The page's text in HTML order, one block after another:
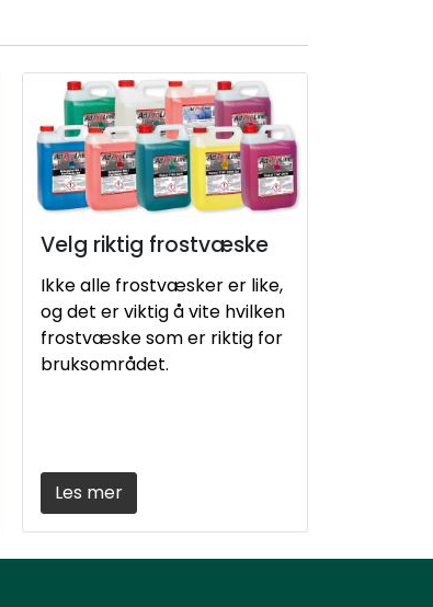
Velg riktig frostvæske
Ikke alle frostvæsker er like,
og det er viktig å vite hvilken
frostvæske som er riktig for
bruksområdet.
Les mer